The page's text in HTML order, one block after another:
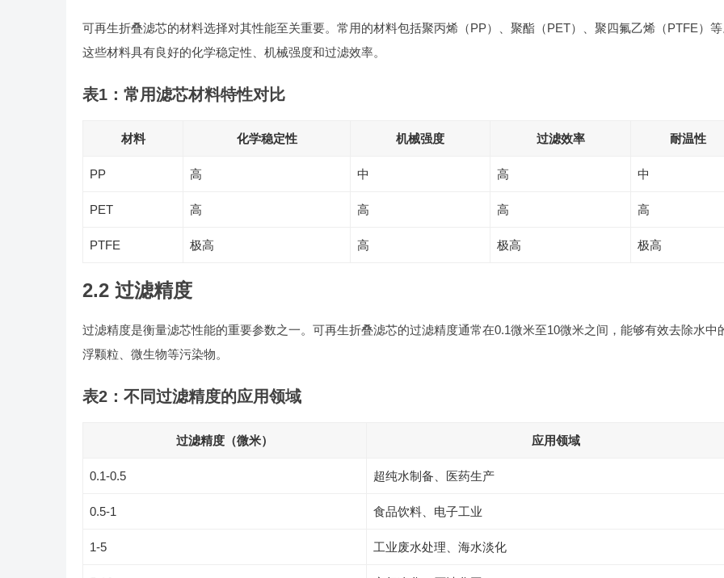
可再生折叠滤芯的材料选择对其性能至关重要。常用的材料包括聚丙烯（PP）、聚酯（PET）、聚四氟乙烯（PTFE）
这些材料具有良好的化学稳定性、机械强度和过滤效率。
表1：常用滤芯材料特性对比
材料 化学稳定性 机械强度 过滤效率 耐温性
PP 高 中 高 中
PET 高 高 高 高
PTFE 极高 高 极高 极高
2.2 过滤精度
过滤精度是衡量滤芯性能的重要参数之一。可再生折叠滤芯的过滤精度通常在0.1微米至10微米之间，能够有效去除水中
浮颗粒、微生物等污染物。
表2：不同过滤精度的应用领域
过滤精度（微米） 应用领域
0.1-0.5 超纯水制备、医药生产
0.5-1 食品饮料、电子工业
1-5 工业废水处理、海水淡化